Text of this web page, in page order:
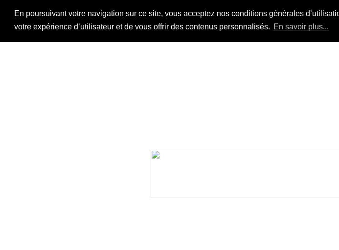
En poursuivant votre navigation sur ce site, vous acceptez nos conditions générales
votre expérience d’utilisateur et de vous offrir des contenus personnalisés. En savoir plus...